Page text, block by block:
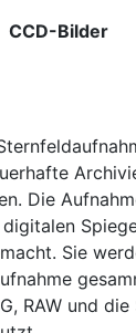
CCD-Bilder
Die
Sie
RAW und die